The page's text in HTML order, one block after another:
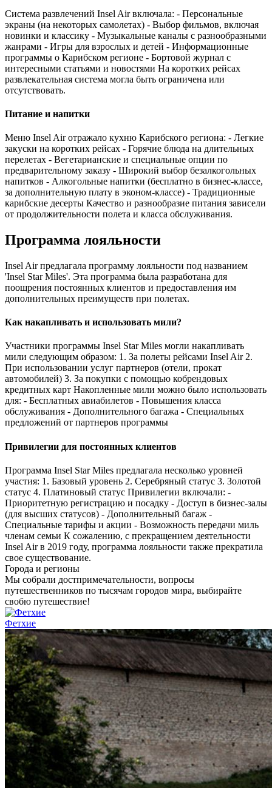
Система развлечений Insel Air включала: - Персональные
экраны (на некоторых самолетах) - Выбор фильмов, включая
новинки и классику - Музыкальные каналы с разнообразными
жанрами - Игры для взрослых и детей - Информационные
программы о Карибском регионе - Бортовой журнал с
интересными статьями и новостями На коротких рейсах
развлекательная система могла быть ограничена или
отсутствовать.
Питание и напитки
Меню Insel Air отражало кухню Карибского региона: - Легкие
закуски на коротких рейсах - Горячие блюда на длительных
перелетах - Вегетарианские и специальные опции по
предварительному заказу - Широкий выбор безалкогольных
напитков - Алкогольные напитки (бесплатно в бизнес-классе,
за дополнительную плату в эконом-классе) - Традиционные
карибские десерты Качество и разнообразие питания зависели
от продолжительности полета и класса обслуживания.
Программа лояльности
Insel Air предлагала программу лояльности под названием
'Insel Star Miles'. Эта программа была разработана для
поощрения постоянных клиентов и предоставления им
дополнительных преимуществ при полетах.
Как накапливать и использовать мили?
Участники программы Insel Star Miles могли накапливать
мили следующим образом: 1. За полеты рейсами Insel Air 2.
При использовании услуг партнеров (отели, прокат
автомобилей) 3. За покупки с помощью кобрендовых
кредитных карт Накопленные мили можно было использовать
для: - Бесплатных авиабилетов - Повышения класса
обслуживания - Дополнительного багажа - Специальных
предложений от партнеров программы
Привилегии для постоянных клиентов
Программа Insel Star Miles предлагала несколько уровней
участия: 1. Базовый уровень 2. Серебряный статус 3. Золотой
статус 4. Платиновый статус Привилегии включали: -
Приоритетную регистрацию и посадку - Доступ в бизнес-залы
(для высших статусов) - Дополнительный багаж -
Специальные тарифы и акции - Возможность передачи миль
членам семьи К сожалению, с прекращением деятельности
Insel Air в 2019 году, программа лояльности также прекратила
свое существование.
Города и регионы
Мы собрали достпримечательности, вопросы
путешественников по тысячам городов мира, выбирайте
свобю путешествие!
Фетхие